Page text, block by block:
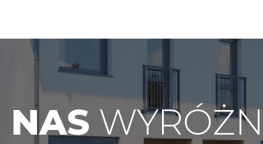
NAS